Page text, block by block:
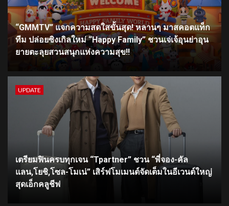
“GMMTV” แจกความสดใสขั้นสุด! หลานๆ มาสคอตแท็ก
ทีม ปล่อยซิงเกิลใหม่ “Happy Family” ชวนเจ่เจ้อุนย่าอุน
ยายตะลุยสวนสนุกแห่งความสุข!!
UPDATE
เตรียมฟินครบทุกเจน “Tpartner” ชวน “พี่จอง-คัล
แลน,โยชิ,โซล-โมเน่” เสิร์ฟโมเมนต์จัดเต็มในอีเวนต์ใหญ่
สุดเอ็กคลูชีฟ